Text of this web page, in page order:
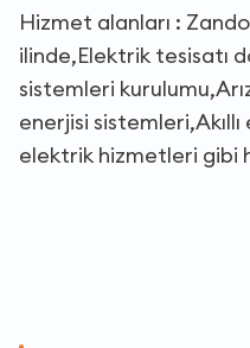
Hizmet alanları :
ilinde,Elektrik tesisatı
sistemleri
enerjisi
elektrik hizmetleri gibi